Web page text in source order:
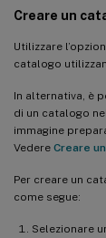
Creare un
Utilizzare
catalogo
In alternativa, è
di un catalogo
immagine
Vedere Creare
Per creare un
come segue:
Selezionare